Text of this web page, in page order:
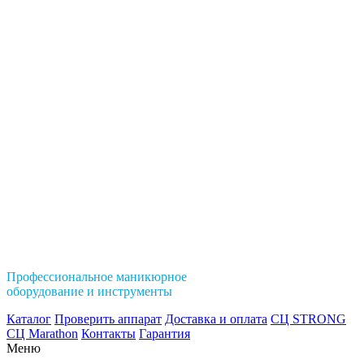
Профессиональное маникюрное
оборудование и инструменты
Каталог Проверить аппарат Доставка и оплата СЦ STRONG
СЦ Marathon Контакты Гарантия
Меню